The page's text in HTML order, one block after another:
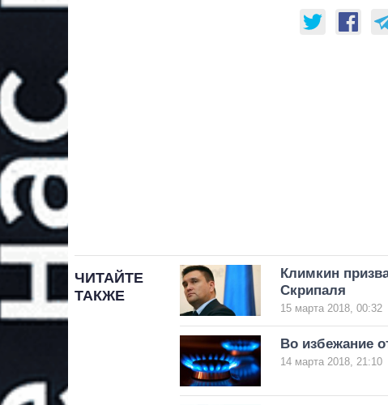
ЧИТАЙТЕ
ТАКЖЕ
Климкин
Скрипаля
15 марта 2018, 00:32
Во избежание
14 марта 2018, 21:10